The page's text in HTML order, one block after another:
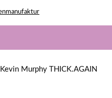
Murphy THICK.AGAIN